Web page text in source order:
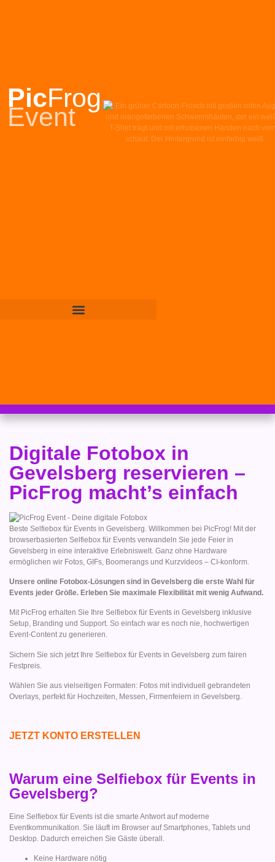
PicFrog
Event
Digitale Fotobox in
Gevelsberg reservieren –
PicFrog macht’s einfach
Beste Selfiebox für Events in Gevelsberg. Willkommen bei PicFrog! Mit der
browserbasierten Selfiebox für Events verwandeln Sie jede Feier in
Gevelsberg in eine interaktive Erlebniswelt. Ganz ohne Hardware
ermöglichen wir Fotos, GIFs, Boomerangs und Kurzvideos – CI-konform.
Unsere online Fotobox-Lösungen sind in Gevelsberg die erste Wahl für
Events jeder Größe. Erleben Sie maximale Flexibilität mit wenig Aufwand.
Mit PicFrog erhalten Sie Ihre Selfiebox für Events in Gevelsberg inklusive
Setup, Branding und Support. So einfach war es noch nie, hochwertigen
Event-Content zu generieren.
Sichern Sie sich jetzt Ihre Selfiebox für Events in Gevelsberg zum fairen
Festpreis.
Wählen Sie aus vielseitigen Formaten: Fotos mit individuell gebrandeten
Overlays, perfekt für Hochzeiten, Messen, Firmenfeiern in Gevelsberg.
JETZT KONTO ERSTELLEN
Warum eine Selfiebox für Events in
Gevelsberg?
Eine Selfiebox für Events ist die smarte Antwort auf moderne
Eventkommunikation. Sie läuft im Browser auf Smartphones, Tablets und
Desktop. Dadurch erreichen Sie Gäste überall.
Keine Hardware nötig